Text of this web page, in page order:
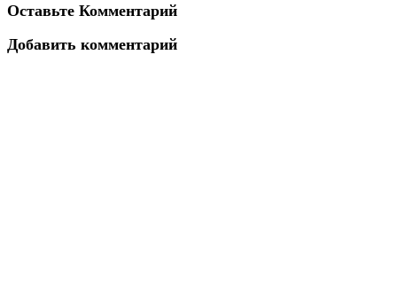
Оставьте Комментарий
Добавить комментарий